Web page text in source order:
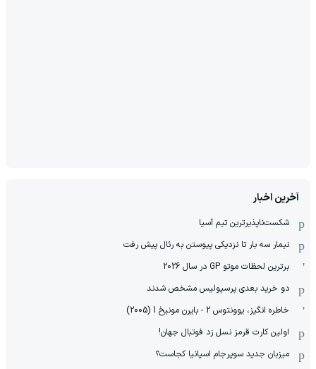
آخرین اخبار
شکست‌ناپذیرترین تیم آسیا
نیمار سه بار تا نزدیکی پیوستن به رئال پیش رفت
برترین لحظات موتو GP در سال 2026
دو خرید بعدی پرسپولیس مشخص شدند
خاطره انگیز، یوونتوس 2 - بایرن مونیخ 1 (2005)
اولین کارت قرمز نسل زد فوتبال جهان!
میزبان جدید سوپرجام اسپانیا کجاست؟